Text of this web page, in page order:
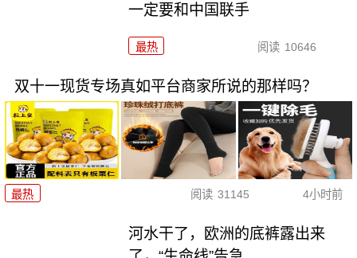
一定要和中国联手
最热 阅读 10646
双十一现货专场真如平台商家所说的那样吗？
最热 阅读 31145 4小时前
河水干了，欧洲的底裤露出来